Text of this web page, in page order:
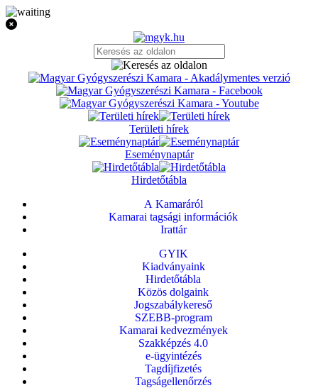
Területi hírek
Eseménynaptár
Hirdetőtábla
A Kamaráról
Kamarai tagsági információk
Irattár
GYIK
Kiadványaink
Hirdetőtábla
Közös dolgaink
Jogszabálykereső
SZEBB-program
Kamarai kedvezmények
Szakképzés 4.0
e-ügyintézés
Tagdíjfizetés
Tagságellenőrzés